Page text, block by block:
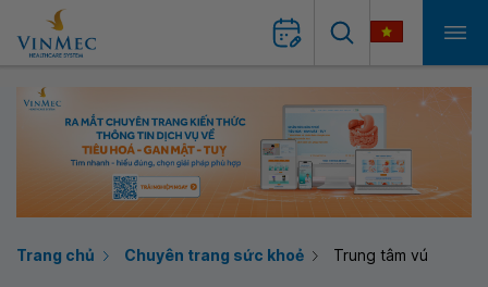
Trang chủ Chuyên trang sức khoẻ Trung tâm vú